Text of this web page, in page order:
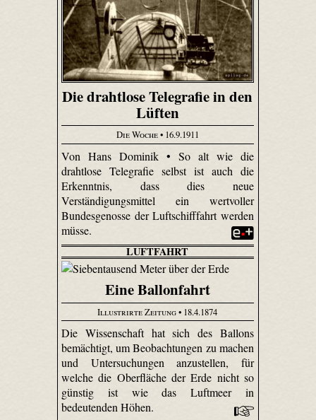
Die drahtlose Telegrafie in den
Lüften
Die Woche• 16.9.1911
Von Hans Dominik • So alt wie die
drahtlose Telegrafie selbst ist auch die
Erkenntnis, dass dies neue
Verständigungsmittel ein wertvoller
Bundesgenosse der Luftschifffahrt werden
müsse.
LUFTFAHRT
Eine Ballonfahrt
Illustrirte Zeitung• 18.4.1874
Die Wissenschaft hat sich des Ballons
bemächtigt, um Beobachtungen zu machen
und Untersuchungen anzustellen, für
welche die Oberfläche der Erde nicht so
günstig ist wie das Luftmeer in
bedeutenden Höhen.